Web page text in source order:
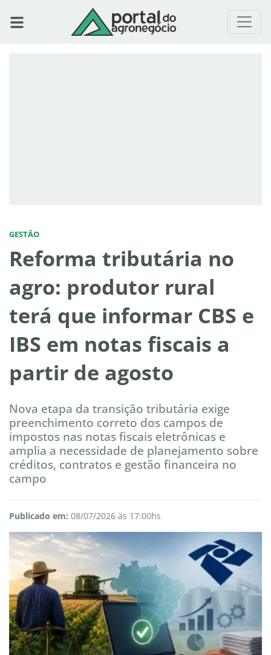
GESTÃO
Reforma tributária no
agro: produtor rural
terá que informar CBS e
IBS em notas fiscais a
partir de agosto
Nova etapa da transição tributária exige
preenchimento correto dos campos de
impostos nas notas fiscais eletrônicas e
amplia a necessidade de planejamento sobre
créditos, contratos e gestão financeira no
campo
Publicado em: 08/07/2026 às 17:00hs